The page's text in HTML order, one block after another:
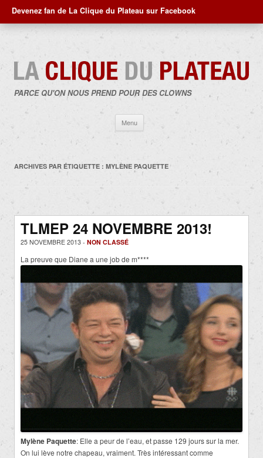
Devenez fan de La Clique du Plateau sur Facebook
PARCE QU'ON NOUS PREND POUR DES CLOWNS
Menu
contenu
ARCHIVES PAR ÉTIQUETTE : MYLÈNE PAQUETTE
TLMEP 24 NOVEMBRE 2013!
25 NOVEMBRE 2013 - NON CLASSÉ
La preuve que Diane a une job de m****
Mylène Paquette: Elle a peur de l’eau, et passe 129 jours sur la mer.
On lui lève notre chapeau, vraiment. Très intéressant comme